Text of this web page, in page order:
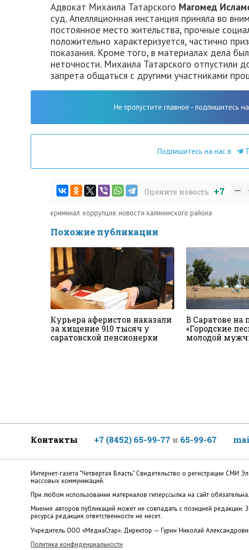
Адвокат Михаила Татарского Магомед
суд. Апелляционная инстанция приняла во
постоянное место жительства, прочные
положительно характеризуется, частично
показания. Кроме того, в материалах дела
неточности. Михаила Татарского отпустили
запрета общаться с другими участниками
Не пропустите главное - подпишитесь
Подпишитесь на нас в
Оцените новость +7
криминал,коррупция,новости калининского района
Похожие публикации
Курьера аферистов наказали
за хищение 910 тысяч у
саратовской пенсионерки
В Саратове на
«Городские
молодой
Контакты +7 (8452) 65-99-77 и 65-99-67
Интернет-газета "Четвертая Власть" Cвидетельство о регистрации
массовых коммуникаций.
При любом использовании материалов гиперссылка на сайт обязательна.
Мнение авторов публикаций может не совпадать с позицией редакции.
ресурса редакция ответственности не несет.
Учредитель ООО «МедиаСтар». Директор — Гурин Николай
Политика конфиденциальности